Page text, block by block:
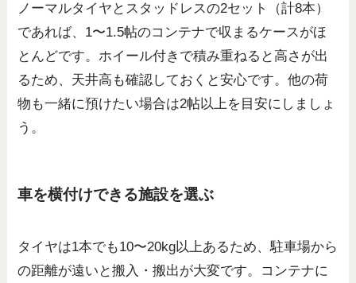
ノーマルタイヤとスタッドレスの2セット（計8本）
であれば、1〜1.5帖のコンテナで収まるケースがほ
とんどです。ホイール付きで積み重ねると高さが出
るため、天井高も確認しておくと安心です。他の荷
物も一緒に預けたい場合は2帖以上を目安にしましょ
う。
車を横付けできる施設を選ぶ
タイヤは1本でも10〜20kg以上あるため、駐車場から
の距離が遠いと搬入・搬出が大変です。コンテナに